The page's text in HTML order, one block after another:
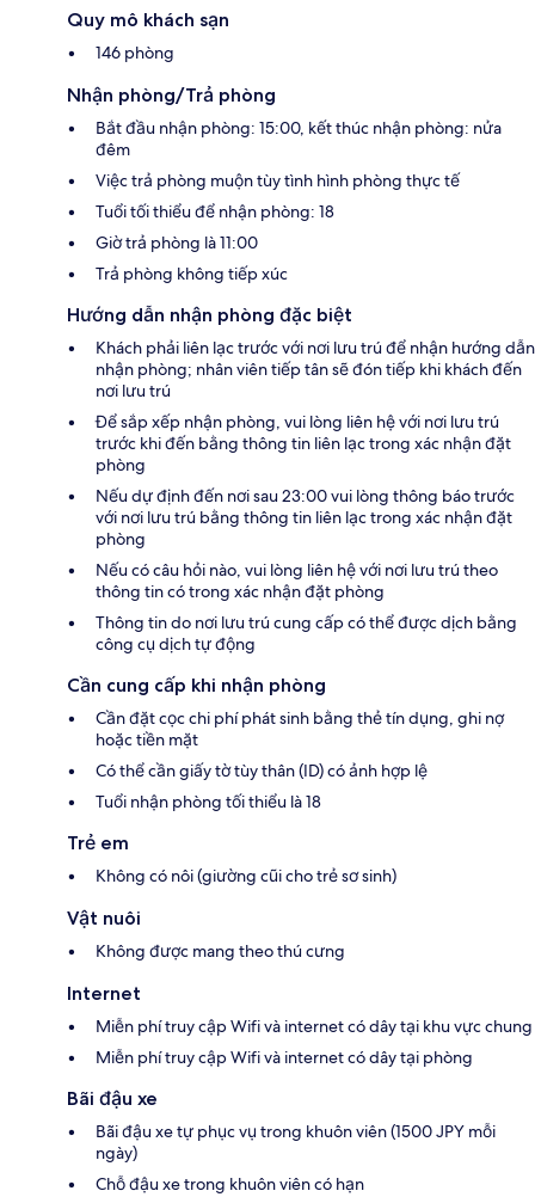
Quy mô khách sạn
146 phòng
Nhận phòng/Trả phòng
Bắt đầu nhận phòng: 15:00, kết thúc nhận phòng: nửa
đêm
Việc trả phòng muộn tùy tình hình phòng thực tế
Tuổi tối thiểu để nhận phòng: 18
Giờ trả phòng là 11:00
Trả phòng không tiếp xúc
Hướng dẫn nhận phòng đặc biệt
Khách phải liên lạc trước với nơi lưu trú để nhận hướng dẫn
nhận phòng; nhân viên tiếp tân sẽ đón tiếp khi khách đến
nơi lưu trú
Để sắp xếp nhận phòng, vui lòng liên hệ với nơi lưu trú
trước khi đến bằng thông tin liên lạc trong xác nhận đặt
phòng
Nếu dự định đến nơi sau 23:00 vui lòng thông báo trước
với nơi lưu trú bằng thông tin liên lạc trong xác nhận đặt
phòng
Nếu có câu hỏi nào, vui lòng liên hệ với nơi lưu trú theo
thông tin có trong xác nhận đặt phòng
Thông tin do nơi lưu trú cung cấp có thể được dịch bằng
công cụ dịch tự động
Cần cung cấp khi nhận phòng
Cần đặt cọc chi phí phát sinh bằng thẻ tín dụng, ghi nợ
hoặc tiền mặt
Có thể cần giấy tờ tùy thân (ID) có ảnh hợp lệ
Tuổi nhận phòng tối thiểu là 18
Trẻ em
Không có nôi (giường cũi cho trẻ sơ sinh)
Vật nuôi
Không được mang theo thú cưng
Internet
Miễn phí truy cập Wifi và internet có dây tại khu vực chung
Miễn phí truy cập Wifi và internet có dây tại phòng
Bãi đậu xe
Bãi đậu xe tự phục vụ trong khuôn viên (1500 JPY mỗi
ngày)
Chỗ đậu xe trong khuôn viên có hạn